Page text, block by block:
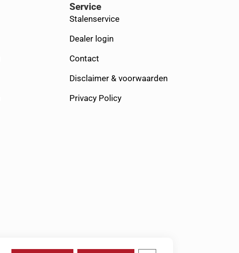
Service
Stalenservice
Dealer login
Contact
Disclaimer & voorwaarden
Privacy Policy